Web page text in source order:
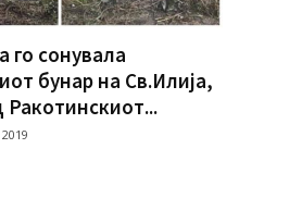
го сонувала
бунар на Св.Илија,
Ракотинскиот...